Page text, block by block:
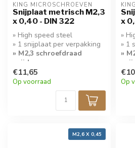
KING MICROSCHROEVEN
Snijplaat metrisch M2,3
x 0,40 - DIN 322
» High speed steel
» 1 snijplaat per verpakking
» M2,3 schroefdraad
snijden
€11,65
Op voorraad
x
»
» 1
»
Op
M2,6 X 0,45